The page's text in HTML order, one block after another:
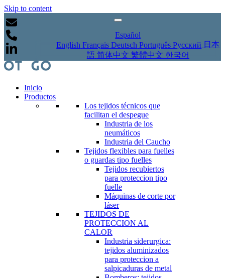
Skip to content
Español
English Français Deutsch Português Русский 日本
語 简体中文 繁體中文 한국어
Inicio
Productos
Los tejidos técnicos que
facilitan el despegue
Industria de los
neumáticos
Industria del Caucho
Tejidos flexibles para fuelles
o guardas tipo fuelles
Tejidos recubiertos
para proteccion tipo
fuelle
Máquinas de corte por
láser
TEJIDOS DE
PROTECCION AL
CALOR
Industria siderurgica:
tejidos aluminizados
para proteccion a
salpicaduras de metal